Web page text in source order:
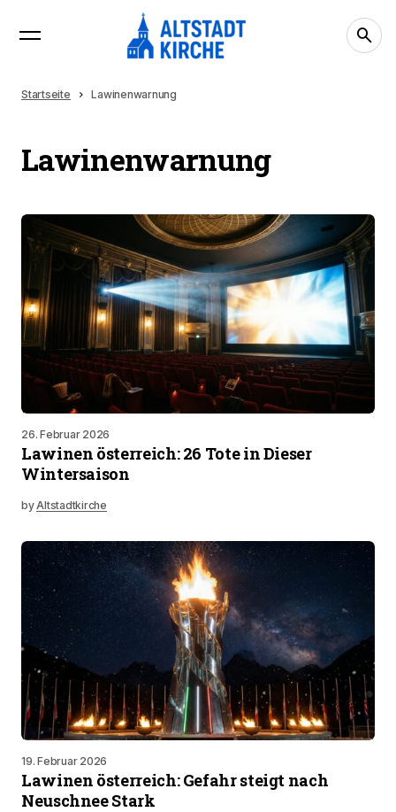
Startseite Lawinenwarnung
Lawinenwarnung
26. Februar 2026
Lawinen österreich: 26 Tote in Dieser
Wintersaison
byAltstadtkirche
19. Februar 2026
Lawinen österreich: Gefahr steigt nach
Neuschnee Stark